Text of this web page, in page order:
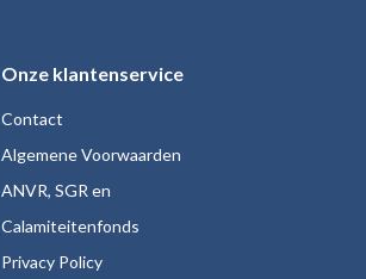
Onze klantenservice
Contact
Algemene Voorwaarden
ANVR, SGR en
Calamiteitenfonds
Privacy Policy